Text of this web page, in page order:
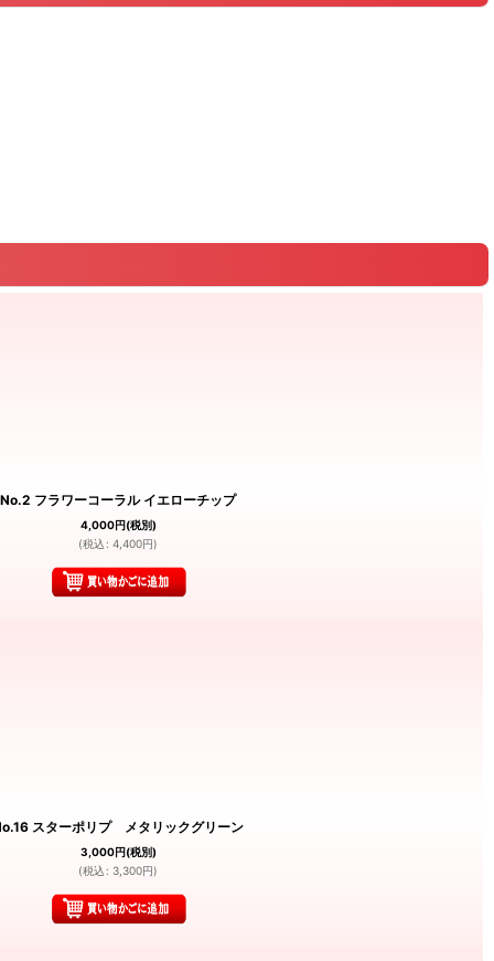
No.2 フラワーコーラル イエローチップ
4,000円(税別)
(税込 : 4,400円)
スターポリプ メタリックグリーン
3,000円(税別)
(税込 : 3,300円)